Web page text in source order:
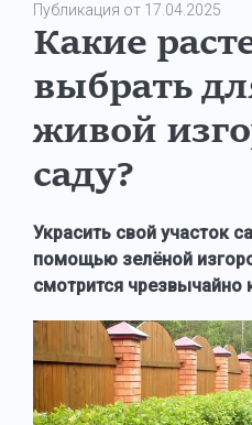
Публикация от 17.04.2025
Какие
выбрать
живой
саду?
Украсить свой участок
помощью зелёной
смотрится чрезвычайно